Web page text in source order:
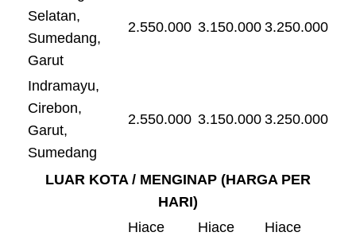
Selatan,
Sumedang,
Garut
2.550.000 3.150.000 3.250.000
Indramayu,
Cirebon,
Garut,
Sumedang
2.550.000 3.150.000 3.250.000
LUAR KOTA / MENGINAP (HARGA PER
HARI)
Hiace
Hiace
Hiace